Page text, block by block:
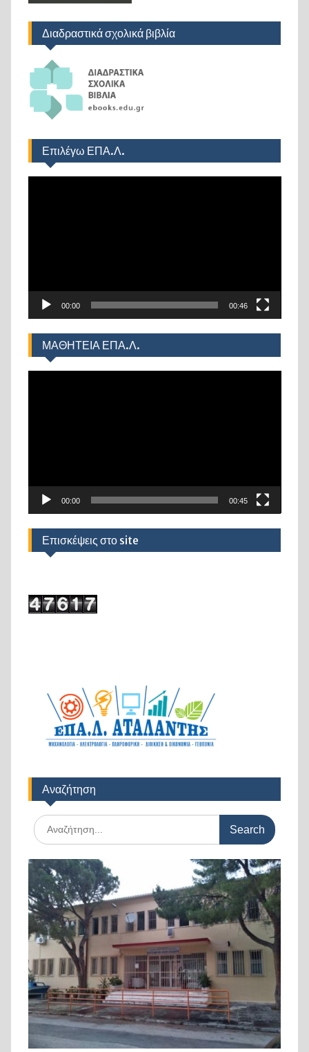
Διαδραστικά σχολικά βιβλία
Επιλέγω ΕΠΑ.Λ.
00:00 00:46
ΜΑΘΗΤΕΙΑ ΕΠΑ.Λ.
00:00 00:45
Επισκέψεις στο site
Αναζήτηση
Search
for: